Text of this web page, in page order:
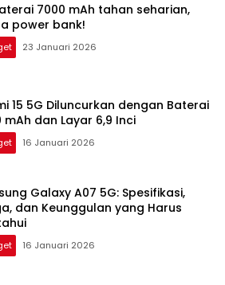
7000 mAh tahan seharian,
power bank!
23 Januari 2026
15 5G Diluncurkan dengan Baterai
mAh dan Layar 6,9 Inci
16 Januari 2026
Galaxy A07 5G: Spesifikasi,
dan Keunggulan yang Harus
16 Januari 2026